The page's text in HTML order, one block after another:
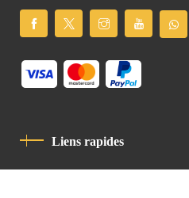
Liens rapides